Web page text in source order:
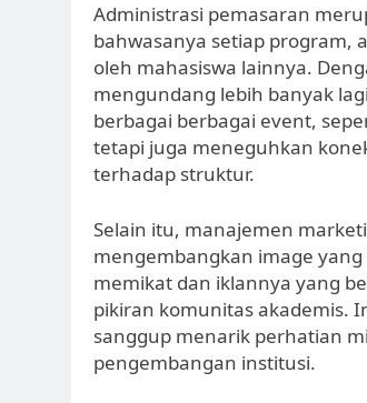
Administrasi pemasaran
bahwasanya setiap program,
oleh mahasiswa lainnya.
mengundang lebih banyak
berbagai berbagai event,
tetapi juga meneguhkan
terhadap struktur.
Selain itu, manajemen
mengembangkan image
memikat dan iklannya yang
pikiran komunitas akademis.
sanggup menarik perhatian
pengembangan institusi.